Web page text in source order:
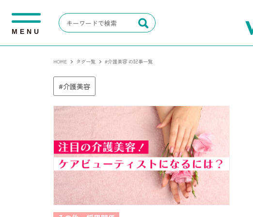
M E N U
HOME タグ一覧 #介護美容 の記事一覧
介護美容